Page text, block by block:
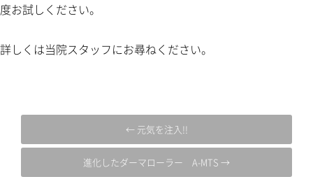
度お試しください。
詳しくは当院スタッフにお尋ねください。
← 元気を注入!!
進化したダーマローラー A-MTS →